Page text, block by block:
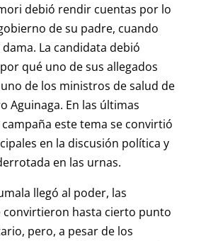
debió rendir cuentas por lo
de su padre, cuando
La candidata debió
qué uno de sus allegados
de los ministros de salud de
Aguinaga. En las últimas
este tema se convirtió
en la discusión política y
en las urnas.
llegó al poder, las
convirtieron hasta cierto punto
pero, a pesar de los